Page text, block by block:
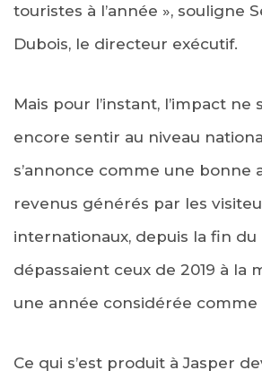
touristes à l’année », souligne
Dubois, le directeur exécutif.
Mais pour l’instant, l’impact ne
encore sentir au niveau
s’annonce comme une bonne
revenus générés par les
internationaux, depuis la fin du
dépassaient ceux de 2019 à la
une année considérée comme
Ce qui s’est produit à Jasper